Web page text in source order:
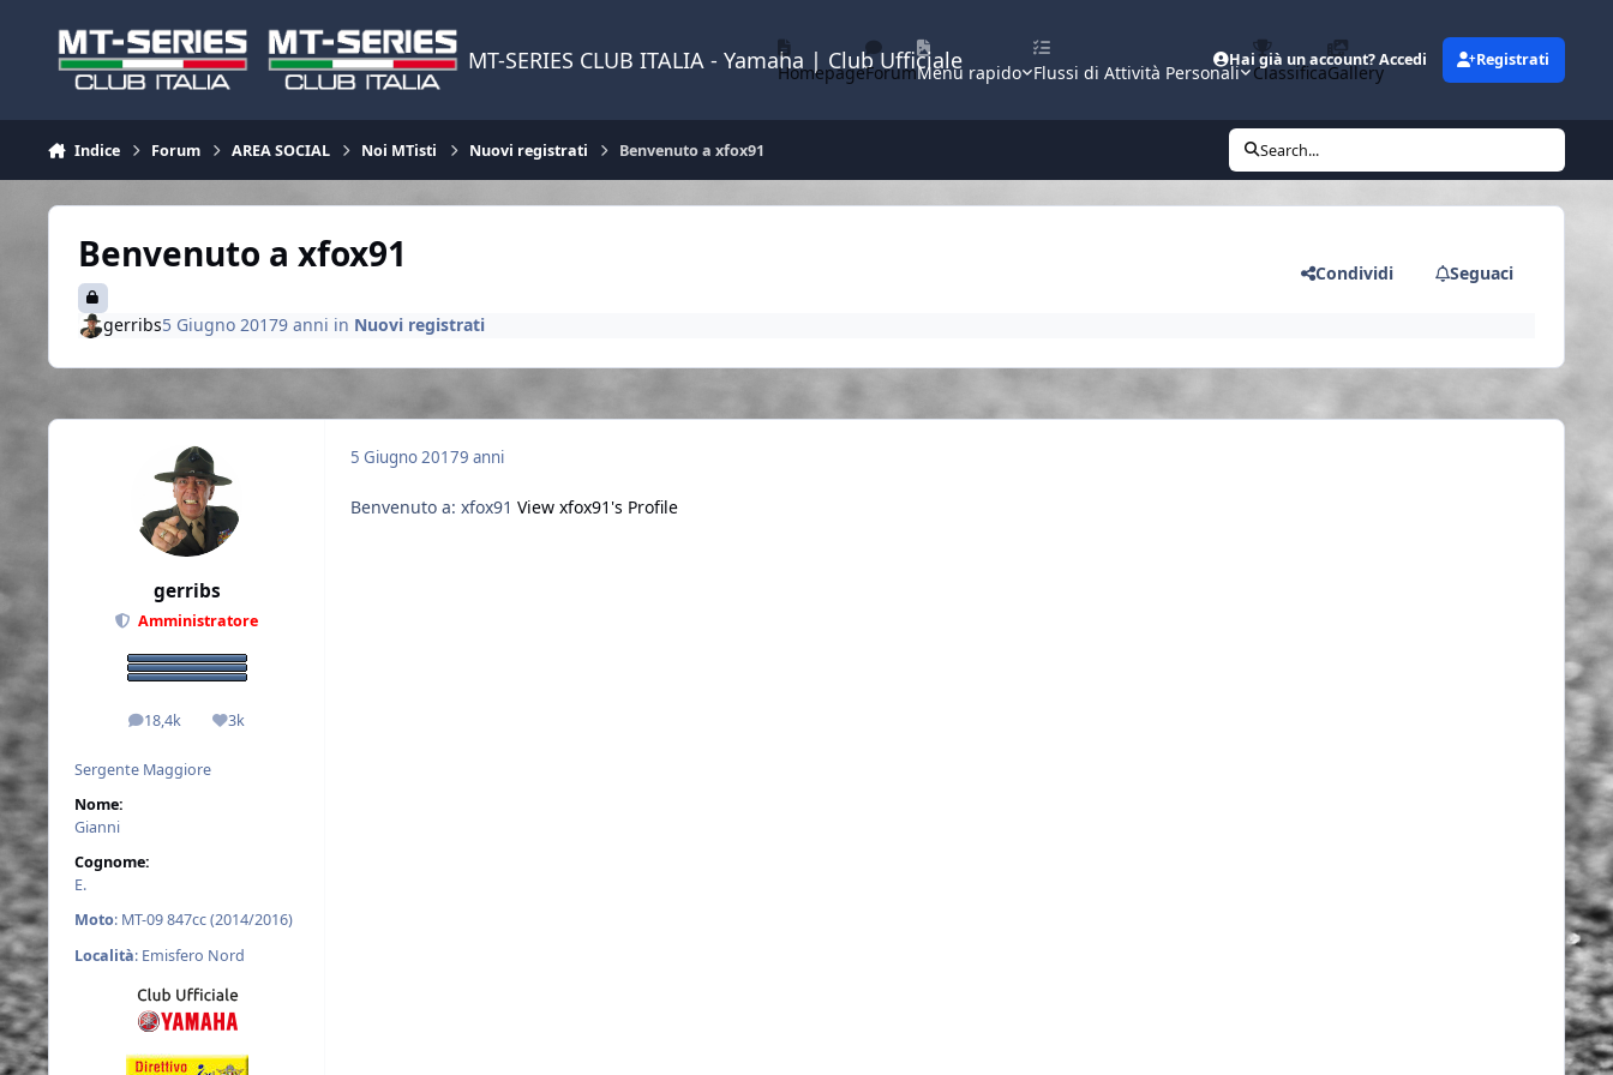
MT-SERIES CLUB ITALIA - Yamaha | Club Ufficiale
HomepageForumMenu rapido Flussi di Attività Personali ClassificaGallery
Hai già un account? Accedi Registrati
Indice Forum AREA SOCIAL Noi MTisti Nuovi registrati Benvenuto a xfox91 Search...
Benvenuto a xfox91 Condividi Seguaci
gerribs5 Giugno 20179 anni in Nuovi registrati
gerribs
Amministratore
18,4k
messaggi 3k
Reputazione
Sergente Maggiore
Nome:
Gianni
Cognome:
E.
Moto: MT-09 847cc (2014/2016)
Località: Emisfero Nord
5 Giugno 20179 anni
Benvenuto a: xfox91 View xfox91's Profile